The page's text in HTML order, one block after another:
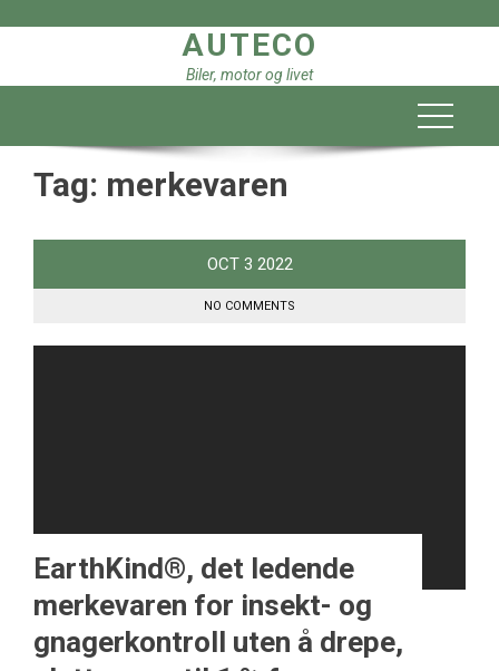
AUTECO
Biler, motor og livet
Tag: merkevaren
OCT 3 2022
NO COMMENTS
EarthKind®, det ledende
merkevaren for insekt- og
gnagerkontroll uten å drepe,